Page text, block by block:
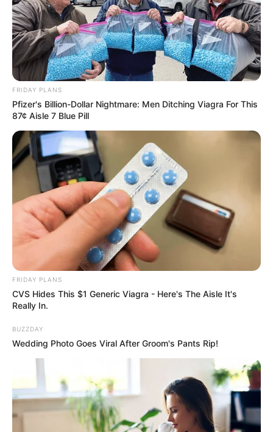
Πρέπει να μείνω σε αυτόν τον αγώνα μέχρι το
τέλος.. Και αυτό θα είναι αδύνατον χωρίς τη δική
σας βοήθεια.. Τόσα χρόνια αγωνίστηκα με
ανιδιοτέλεια, χωρίς να ζητήσω τίποτα απολύτως,
με αποτέλεσμα το τίμημα να είναι τεράστιο και να
κινδυνεύω τώρα να χάσω μέχρι και την ιστοσελίδα
μου… Είμαι ευγνώμων για όσους μπήκαν μέχρι τώρα
στη διαδικασία να με τιμήσουν με μια συνδρομή ή
ούτε μια μέρα από την ενημέρωση σας, αλλά πλέον
δεν εξαρτάται μόνον από εμένα…
ΣΤΗΡΙΞΤΕ ΤΗΝ ΠΡΟΣΠΑΘΕΙΑ ΜΑΣ.. ΜΗΝ
ΑΦΗΣΕΤΕ ΝΑ ΚΛΕΙΣΕΙ ΑΥΤΟ ΤΟ ΙΣΤΟΛΟΓΙΟ…
ΒΟΗΘΕΙΣΤΕ ΜΑΣ ΚΑΝΟΝΤΑΣ ΜΙΑ
ΔΩΡΕΑ
ΠΑΤΗΣΤΕ ΤΟ ΚΟΥΜΠΙ “DONATE”
ΠΑΡΑΚΑΤΩ(απλά εδώ να τονίσω ότι για να
προχωρήσει η διαδικασία με το DONATE, ΔΕΝ
διατηρήσει τα στοιχεία σας)…
ΕΑΝ ΚΑΠΟΙΟΙ ΔΕΝ
ΣΑΣ ΣΤΟ ΔΙΑΔΙΚΤΥΟ, Η ΑΠΛΑ ΔΕΝ ΤΑ
ΚΑΤΑΦΕΡΝΕΤΕ ΜΕ ΑΥΤΑ, ΜΠΟΡΕΙΤΕ ΝΑ ΜΟΥ
ΚΑΤΑΘΕΣΕΤΕ ΣΕ ΛΟΓΑΡΙΑΣΜΟ ΣΤΗΝ ΕΘΝΙΚΗ
ΜΕ IBAN GR9501104880000048834149733
(ΣΤΟ ΟΝΟΜΑ ΕΥΤΥΧΙΑ ΝΙΚΑ) ΓΡΑΦΟΝΤΑΣ ΩΣ
ΔΙΚΑΙΟΛΟΓΙΑ “ΔΩΡΕΑ” ΚΑΙ ΑΝ ΘΕΛΕΤΕ ΚΑΙ ΤΟ
ΟΝΟΜΑ ΣΑΣ ΓΙΑ ΝΑ ΜΠΟΡΩ ΝΑ ΞΕΡΩ ΠΟΙΟΙ ΜΕ
FRIDAY PLANS
Pfizer's Billion-Dollar Nightmare: Men Ditching Viagra For This
87¢ Aisle 7 Blue Pill
FRIDAY PLANS
CVS Hides This $1 Generic Viagra - Here's The Aisle It's
Really In.
BUZZDAY
Wedding Photo Goes Viral After Groom's Pants Rip!